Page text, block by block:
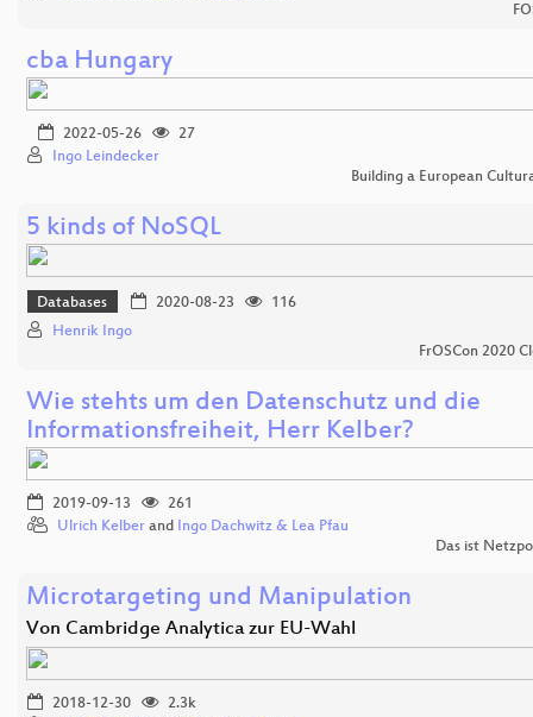
cba Hungary
2022-05-26
27
Ingo Leindecker
Building a European
5 kinds of NoSQL
Databases 2020-08-23
116
Henrik Ingo
FrOSCon 2020
Wie stehts um den Datenschutz und die
Informationsfreiheit, Herr Kelber?
2019-09-13
261
Ulrich Kelber and Ingo Dachwitz & Lea Pfau
Das ist
Microtargeting und Manipulation
Von Cambridge Analytica zur EU-Wahl
2018-12-30
2.3k